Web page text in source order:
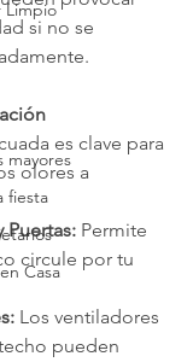
Limpio
mayores
fiesta
Casa
si no se
es clave para
olores a
Puertas: Permite
circule por tu
Los ventiladores
pueden